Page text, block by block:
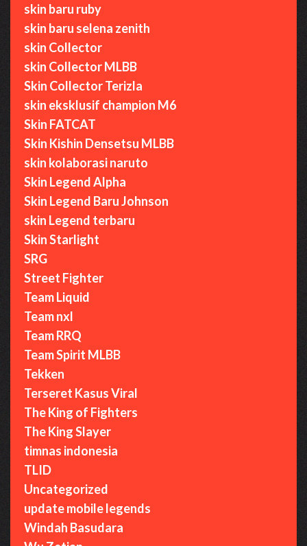
skin baru ruby
skin baru selena zenith
skin Collector
skin Collector MLBB
Skin Collector Terizla
skin eksklusif champion M6
Skin FATCAT
Skin Kishin Densetsu MLBB
skin kolaborasi naruto
Skin Legend Alpha
Skin Legend Baru Johnson
skin Legend terbaru
Skin Starlight
SRG
Street Fighter
Team Liquid
Team nxl
Team RRQ
Team Spirit MLBB
Tekken
Terseret Kasus Viral
The King of Fighters
The King Slayer
timnas indonesia
TLID
Uncategorized
update mobile legends
Windah Basudara